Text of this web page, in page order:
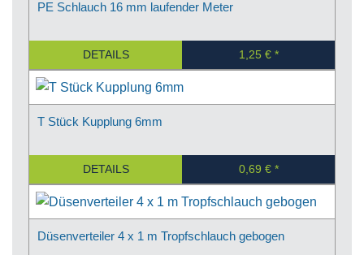
PE Schlauch 16 mm laufender Meter
DETAILS 1,25 €
T Stück Kupplung 6mm
DETAILS 0,69 €
Düsenverteiler 4 x 1 m Tropfschlauch gebogen